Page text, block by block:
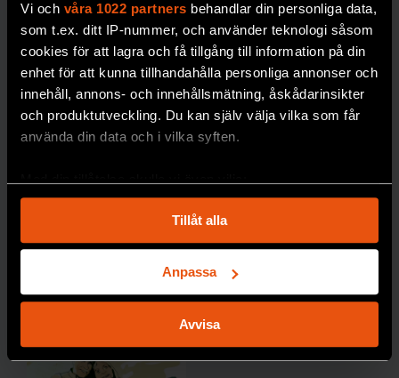
Vi och våra 1022 partners behandlar din personliga data,
som t.ex. ditt IP-nummer, och använder teknologi såsom
cookies för att lagra och få tillgång till information på din
enhet för att kunna tillhandahålla personliga annonser och
innehåll, annons- och innehållsmätning, åskådarinsikter
och produktutveckling. Du kan själv välja vilka som får
använda din data och i vilka syften.
som kan ha en noggrannhet på upp till flera meter
Identifiera din enhet genom att aktivt skanna den
för specifika kännetecken (fingeravtryck)
Ta reda på mer om hur dina personliga uppgifter
helst från cookie-förklaringen.
Tillåt alla
Anpassa
Avvisa
DÖDLIGHET
blodso
cker
blir
dyrare i
längde
n,
en